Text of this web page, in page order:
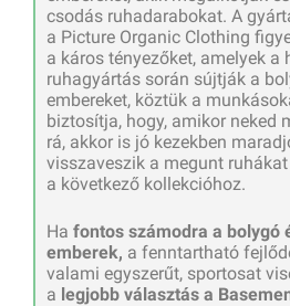
csodás ruhadarabokat. A
a Picture Organic Clothing
a káros tényezőket, amelyek a
ruhagyártás során sújtják a
embereket, köztük a
biztosítja, hogy, amikor neked
rá, akkor is jó kezekben
visszaveszik a megunt
a következő kollekcióhoz.
Ha fontos számodra a bolygó
emberek, a fenntartható
valami egyszerűt, sportosat
a legjobb választás a